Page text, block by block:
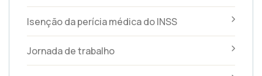
Isenção da perícia médica do INSS
Jornada de trabalho